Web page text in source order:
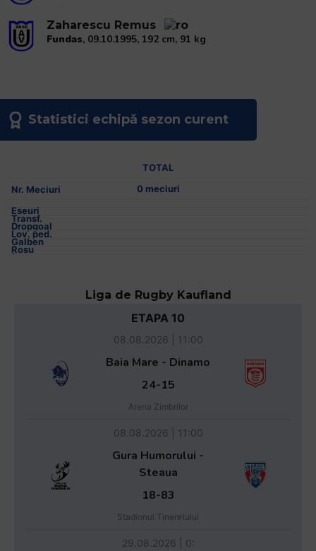
Zaharescu Remus
Fundas, 09.10.1995, 192 cm, 91 kg
Statistici echipă sezon curent
TOTAL
0 meciuri
Liga de Rugby Kaufland
ETAPA 10
08.08.2026 | 11:00
Baia Mare - Dinamo
24-15
Arena Zimbrilor
08.08.2026 | 11:00
Gura Humorului -
Steaua
18-83
Stadionul Tineretului
29.08.2026 | 0: